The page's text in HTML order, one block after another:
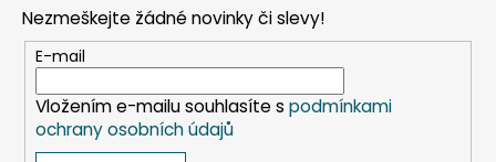
Nezmeškejte žádné novinky či slevy!
E-mail
Vložením e-mailu souhlasíte s podmínkami
ochrany osobních údajů